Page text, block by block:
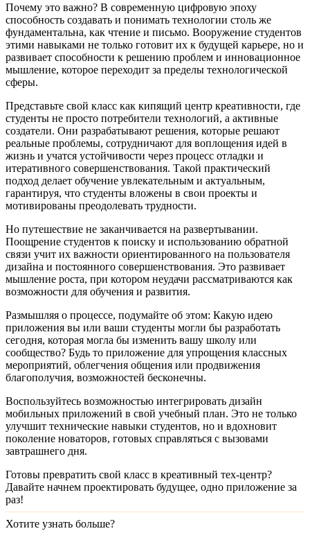
Почему это важно? В современную цифровую эпоху
способность создавать и понимать технологии столь же
фундаментальна, как чтение и письмо. Вооружение студентов
этими навыками не только готовит их к будущей карьере, но и
развивает способности к решению проблем и инновационное
мышление, которое переходит за пределы технологической
сферы.
Представьте свой класс как кипящий центр креативности, где
студенты не просто потребители технологий, а активные
создатели. Они разрабатывают решения, которые решают
реальные проблемы, сотрудничают для воплощения идей в
жизнь и учатся устойчивости через процесс отладки и
итеративного совершенствования. Такой практический
подход делает обучение увлекательным и актуальным,
гарантируя, что студенты вложены в свои проекты и
мотивированы преодолевать трудности.
Но путешествие не заканчивается на развертывании.
Поощрение студентов к поиску и использованию обратной
связи учит их важности ориентированного на пользователя
дизайна и постоянного совершенствования. Это развивает
мышление роста, при котором неудачи рассматриваются как
возможности для обучения и развития.
Размышляя о процессе, подумайте об этом: Какую идею
приложения вы или ваши студенты могли бы разработать
сегодня, которая могла бы изменить вашу школу или
сообщество? Будь то приложение для упрощения классных
мероприятий, облегчения общения или продвижения
благополучия, возможностей бесконечны.
Воспользуйтесь возможностью интегрировать дизайн
мобильных приложений в свой учебный план. Это не только
улучшит технические навыки студентов, но и вдохновит
поколение новаторов, готовых справляться с вызовами
завтрашнего дня.
Готовы превратить свой класс в креативный тех-центр?
Давайте начнем проектировать будущее, одно приложение за
раз!
Хотите узнать больше?